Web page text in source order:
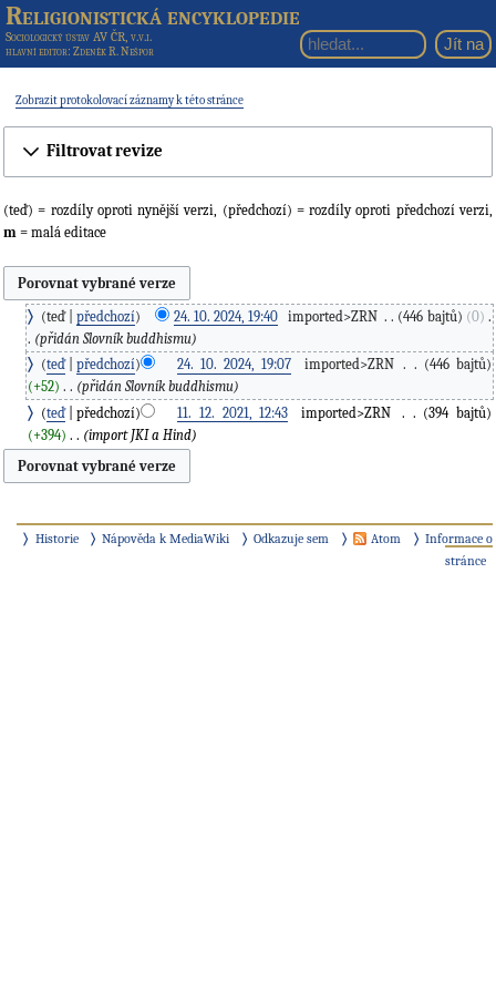
Religionistická encyklopedie
Sociologický ústav AV ČR, v.v.i.
hlavní editor: Zdeněk R. Nešpor
Zobrazit protokolovací záznamy k této stránce
Filtrovat revize
(teď) = rozdíly oproti nynější verzi, (předchozí) = rozdíly oproti předchozí verzi,
m = malá editace
teď předchozí 24. 10. 2024, 19:40 imported>ZRN 446 bajtů 0 ‎
přidán Slovník buddhismu
teď
předchozí 24. 10. 2024, 19:07 imported>ZRN ‎
446 bajtů
+52 ‎
přidán Slovník buddhismu
teď
předchozí 11. 12. 2021, 12:43 imported>ZRN
394 bajtů
+394 ‎ import JKI a Hind
Historie Nápověda k MediaWiki Odkazuje sem Atom
Informace o
stránce